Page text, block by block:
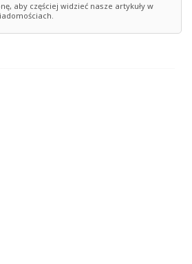
aby częściej widzieć nasze artykuły w